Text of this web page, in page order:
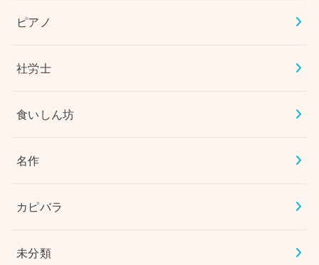
ピアノ
社労士
食いしん坊
名作
カピバラ
未分類